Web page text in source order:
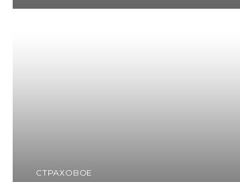
СТРАХОВОЕ